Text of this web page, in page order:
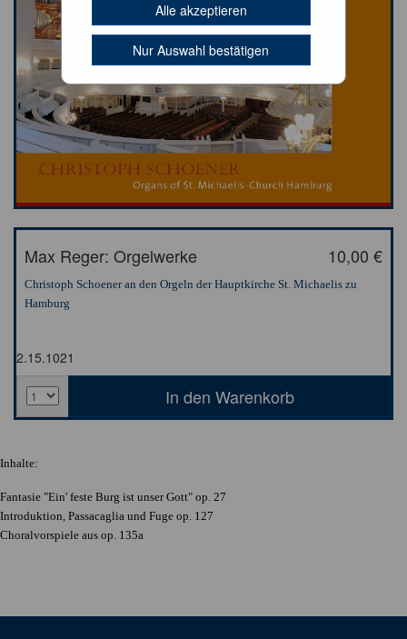
Alle akzeptieren
Nur Auswahl bestätigen
10,00 €
Max Reger: Orgelwerke
Christoph Schoener an den Orgeln der Hauptkirche St. Michaelis zu
Hamburg
2.15.1021
Inhalte:
Fantasie "Ein' feste Burg ist unser Gott" op. 27
Introduktion, Passacaglia und Fuge op. 127
Choralvorspiele aus op. 135a